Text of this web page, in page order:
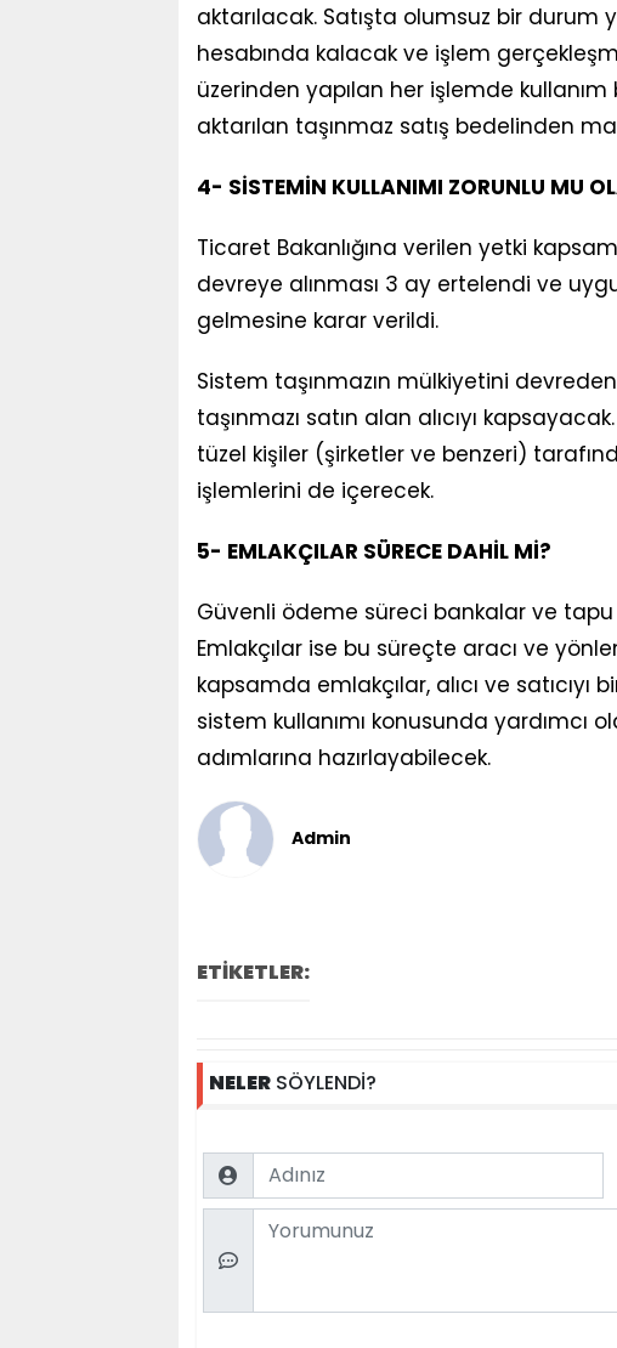
aktarılacak. Satışta olumsuz bir
hesabında kalacak ve işlem
üzerinden yapılan her işlemde kullanım
aktarılan taşınmaz satış bedelinden
4- SİSTEMİN KULLANIMI ZORUNLU MU
Ticaret Bakanlığına verilen yetki
devreye alınması 3 ay ertelendi ve
gelmesine karar verildi.
Sistem taşınmazın mülkiyetini
taşınmazı satın alan alıcıyı
tüzel kişiler (şirketler ve benzeri)
işlemlerini de içerecek.
5- EMLAKÇILAR SÜRECE DAHİL Mİ?
Güvenli ödeme süreci bankalar ve
Emlakçılar ise bu süreçte aracı ve
kapsamda emlakçılar, alıcı ve
sistem kullanımı konusunda yardımcı
adımlarına hazırlayabilecek.
Admin
ETİKETLER:
NELER SÖYLENDİ?
Name
Comment